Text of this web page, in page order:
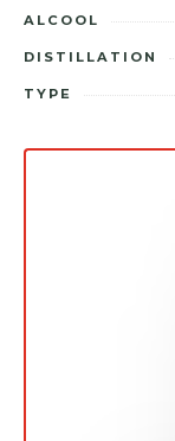
ALCOOL
DISTILLATION
TYPE